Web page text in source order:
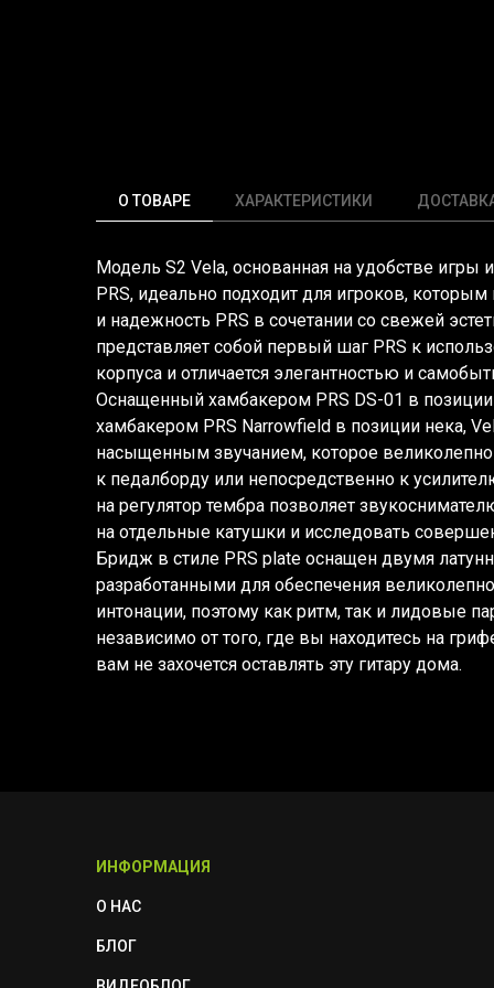
О ТОВАРЕ ХАРАКТЕРИСТИКИ
Модель S2 Vela, основанная на удобстве игры
PRS, идеально подходит для игроков,
и надежность PRS в сочетании со свежей
представляет собой первый шаг PRS к
корпуса и отличается элегантностью и
Оснащенный хамбакером PRS DS-01 в
хамбакером PRS Narrowfield в позиции нека,
насыщенным звучанием, которое
к педалборду или непосредственно к
на регулятор тембра позволяет
на отдельные катушки и исследовать
Бридж в стиле PRS plate оснащен двумя
разработанными для обеспечения
интонации, поэтому как ритм, так и лидовые
независимо от того, где вы находитесь на
вам не захочется оставлять эту гитару дома.
ИНФОРМАЦИЯ
О НАС
БЛОГ